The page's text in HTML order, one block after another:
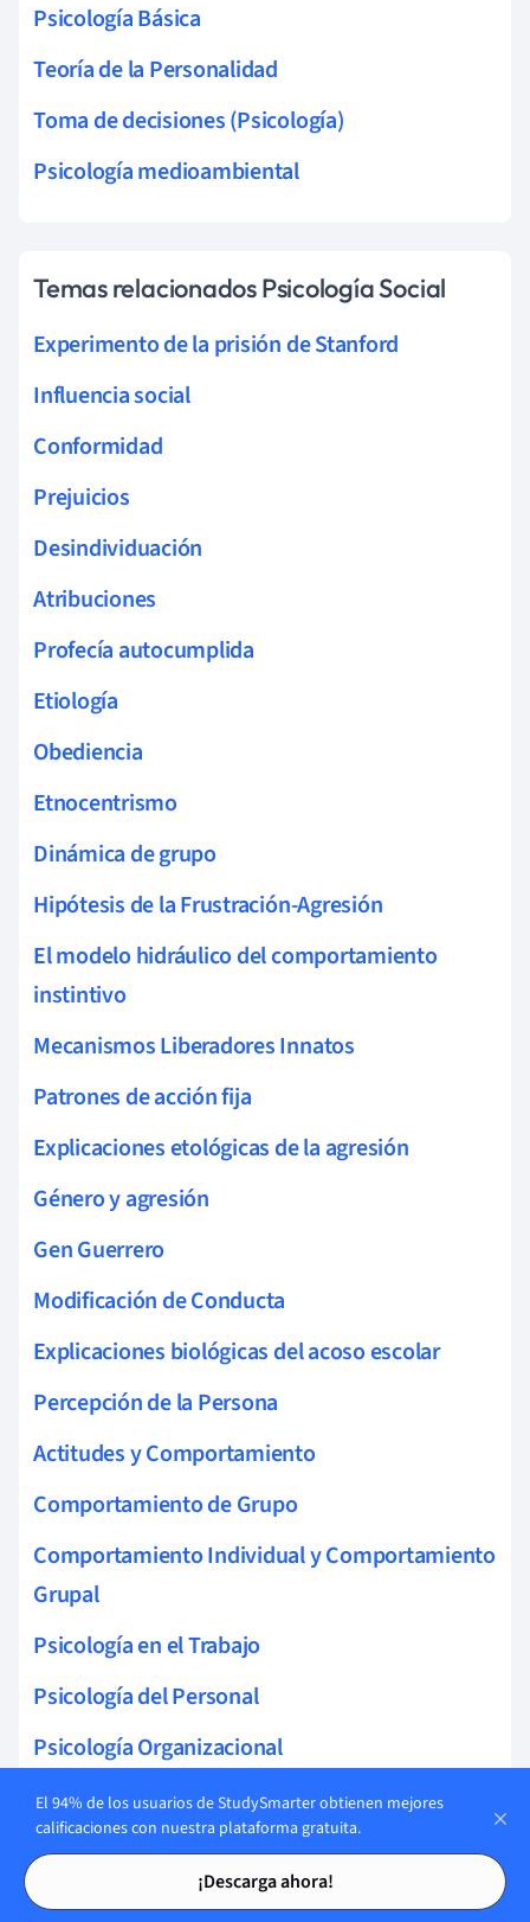
Tarjetas de estudio
Tarjetas de estudio
Psicología Básica
Teoría de la Personalidad
Toma de decisiones (Psicología)
Psicología medioambiental
Temas relacionados Psicología Social
Experimento de la prisión de Stanford
Influencia social
Conformidad
Prejuicios
Desindividuación
Atribuciones
Profecía autocumplida
Etiología
Obediencia
Etnocentrismo
Dinámica de grupo
Hipótesis de la Frustración-Agresión
El modelo hidráulico del comportamiento
instintivo
Mecanismos Liberadores Innatos
Patrones de acción fija
Explicaciones etológicas de la agresión
Género y agresión
Gen Guerrero
Modificación de Conducta
Explicaciones biológicas del acoso escolar
Percepción de la Persona
Actitudes y Comportamiento
Comportamiento de Grupo
Comportamiento Individual y Comportamiento
Grupal
Psicología en el Trabajo
Psicología del Personal
Psicología Organizacional
Experimentos de Psicología Social
Persuasión (Psicología)
Modelo de Privación de Sykes
El 94% de los usuarios de StudySmarter obtienen mejores
calificaciones con nuestra plataforma gratuita.
¡Descarga ahora!